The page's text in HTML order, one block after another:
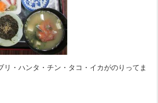
リ・ハンタ・チン・タコ・イカがのりってま